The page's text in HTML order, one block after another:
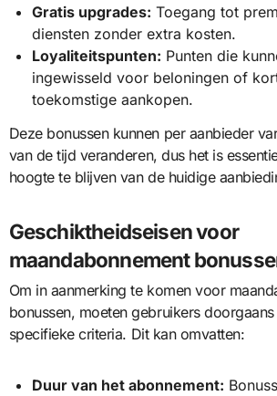
Gratis upgrades: Toegang tot
diensten zonder extra kosten.
Loyaliteitspunten: Punten die
ingewisseld voor beloningen of
toekomstige aankopen.
Deze bonussen kunnen per aanbieder
van de tijd veranderen, dus het is
hoogte te blijven van de huidige
Geschiktheidseisen voor
maandabonnement
Om in aanmerking te komen voor
bonussen, moeten gebruikers
specifieke criteria. Dit kan omvatten:
Duur van het abonnement: